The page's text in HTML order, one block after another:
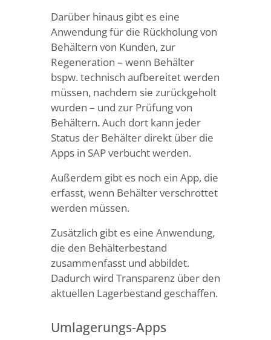
Darüber hinaus gibt es eine
Anwendung für die Rückholung von
Behältern von Kunden, zur
Regeneration – wenn Behälter
bspw. technisch aufbereitet werden
müssen, nachdem sie zurückgeholt
wurden – und zur Prüfung von
Behältern. Auch dort kann jeder
Status der Behälter direkt über die
Apps in SAP verbucht werden.
Außerdem gibt es noch ein App, die
erfasst, wenn Behälter verschrottet
werden müssen.
Zusätzlich gibt es eine Anwendung,
die den Behälterbestand
zusammenfasst und abbildet.
Dadurch wird Transparenz über den
aktuellen Lagerbestand geschaffen.
Umlagerungs-Apps